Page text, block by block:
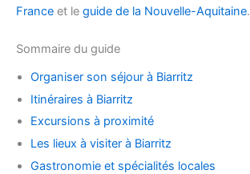
France et le guide de la Nouvelle-Aquitaine.
Sommaire du guide
Organiser son séjour à Biarritz
Itinéraires à Biarritz
Excursions à proximité
Les lieux à visiter à Biarritz
Gastronomie et spécialités locales